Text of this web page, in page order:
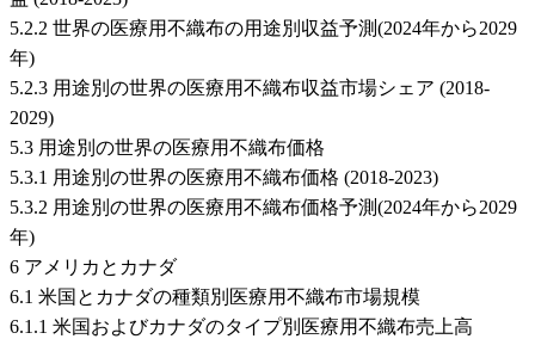
5.2.2 世界の医療用不織布の用途別収益予測(2024年から2029
年)
5.2.3 用途別の世界の医療用不織布収益市場シェア (2018-
2029)
5.3 用途別の世界の医療用不織布価格
5.3.1 用途別の世界の医療用不織布価格 (2018-2023)
5.3.2 用途別の世界の医療用不織布価格予測(2024年から2029
年)
6 アメリカとカナダ
6.1 米国とカナダの種類別医療用不織布市場規模
6.1.1 米国およびカナダのタイプ別医療用不織布売上高